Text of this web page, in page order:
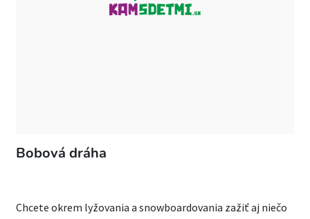
Bobová dráha
Chcete okrem lyžovania a snowboardovania zažiť aj niečo